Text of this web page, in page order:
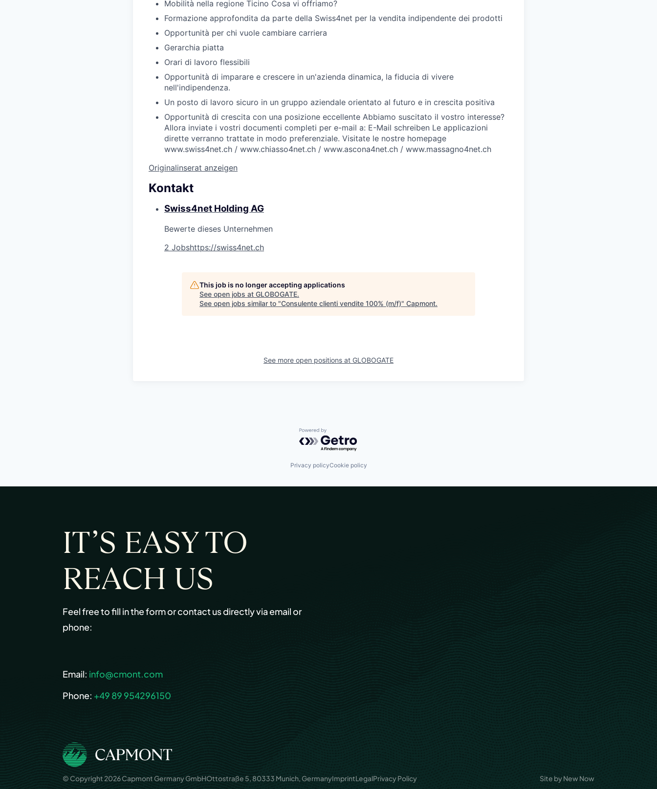
Mobilità nella regione Ticino Cosa vi offriamo?
Formazione approfondita da parte della Swiss4net per la vendita indipendente dei prodotti
Opportunità per chi vuole cambiare carriera
Gerarchia piatta
Orari di lavoro flessibili
Opportunità di imparare e crescere in un'azienda dinamica, la fiducia di vivere
nell'indipendenza.
Un posto di lavoro sicuro in un gruppo aziendale orientato al futuro e in crescita positiva
Opportunità di crescita con una posizione eccellente Abbiamo suscitato il vostro interesse?
Allora inviate i vostri documenti completi per e-mail a: E-Mail schreiben Le applicazioni
dirette verranno trattate in modo preferenziale. Visitate le nostre homepage
www.swiss4net.ch / www.chiasso4net.ch / www.ascona4net.ch / www.massagno4net.ch
Originalinserat anzeigen
Kontakt
Swiss4net Holding AG
Bewerte dieses Unternehmen
2 Jobshttps://swiss4net.ch
This job is no longer accepting applications
See open jobs at GLOBOGATE.
See open jobs similar to "Consulente clienti vendite 100% (m/f)" Capmont.
See more open positions at GLOBOGATE
Powered by Getro.com
Privacy policyCookie policy
IT’S EASY TO
REACH US
Feel free to fill in the form or contact us directly via email or
phone:
Email: info@cmont.com
Phone: +49 89 954296150
© Copyright 2026 Capmont Germany GmbHOttostraße 5, 80333 Munich, GermanyImprintLegalPrivacy Policy Site by New Now